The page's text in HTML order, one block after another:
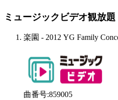
ミュージックビデオ観放
楽園 - 2012 YG Family
曲番号:859005